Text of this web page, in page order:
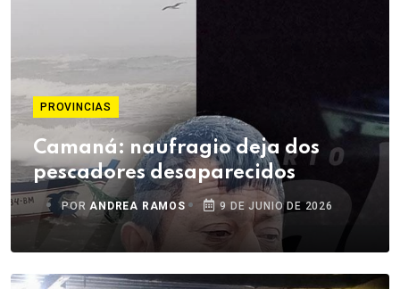
PROVINCIAS
Camaná: naufragio deja dos
pescadores desaparecidos
PORANDREA RAMOS 9 DE JUNIO DE 2026